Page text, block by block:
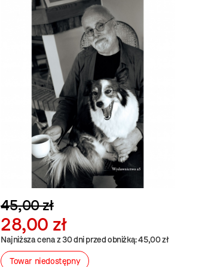
45,00 zł
28,00 zł
Najniższa cena z 30 dni przed obniżką: 45,00 zł
Towar niedostępny